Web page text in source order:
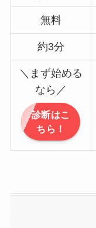
無料
約3分
＼まず始める
なら／
診断はこ
ちら！